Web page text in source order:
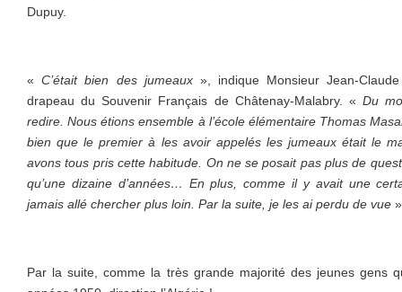
Dupuy.
«C’était bien des jumeaux», indique Monsieur Jean-Claude
drapeau du Souvenir Français de Châtenay-Malabry. «Du
redire. Nous étions ensemble à l’école élémentaire Thomas
bien que le premier à les avoir appelés les jumeaux était le
avons tous pris cette habitude. On ne se posait pas plus de
qu’une dizaine d’années… En plus, comme il y avait une
jamais allé chercher plus loin. Par la suite, je les ai perdu de vue
Par la suite, comme la très grande majorité des jeunes gens